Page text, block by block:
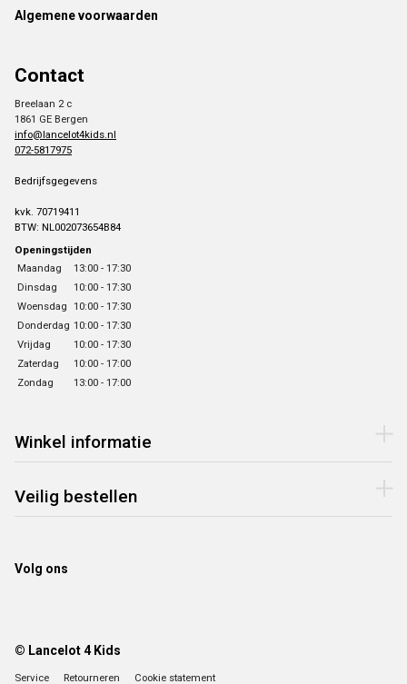
Algemene voorwaarden
Contact
Breelaan 2 c
1861 GE Bergen
info@lancelot4kids.nl
072-5817975
Bedrijfsgegevens
kvk. 70719411
BTW: NL002073654B84
Openingstijden
Maandag
13:00 - 17:30
Dinsdag
10:00 - 17:30
Woensdag 10:00 - 17:30
Donderdag 10:00 - 17:30
Vrijdag
10:00 - 17:30
Zaterdag
10:00 - 17:00
Zondag
13:00 - 17:00
Winkel informatie
Veilig bestellen
Volg ons
© Lancelot 4 Kids
Service Retourneren Cookie statement